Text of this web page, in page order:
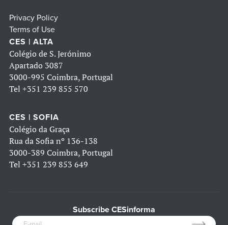
Privacy Policy
Terms of Use
CES | ALTA
Colégio de S. Jerónimo
Apartado 3087
3000-995 Coimbra, Portugal
Tel +351 239 855 570
CES | SOFIA
Colégio da Graça
Rua da Sofia nº 136-138
3000-389 Coimbra, Portugal
Tel +351 239 853 649
Subscribe CESinforma